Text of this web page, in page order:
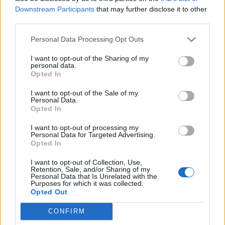
Downstream Participants that may further disclose it to other
Personal Data Processing Opt Outs
I want to opt-out of the Sharing of my
personal data.
Opted In
I want to opt-out of the Sale of my
Personal Data.
Opted In
I want to opt-out of processing my
Personal Data for Targeted Advertising.
Opted In
I want to opt-out of Collection, Use,
Retention, Sale, and/or Sharing of my
Personal Data that Is Unrelated with the
Purposes for which it was collected.
Opted Out
CONFIRM
A déli szakasz felújítása idején a koronavírus-járvány
okozta kihívásokkal is szembe kellett néznie a kivitelező